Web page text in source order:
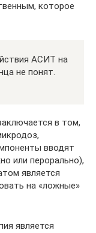
которое
АСИТ на
не понят.
в том,
вводят
или перорально),
является
на «ложные»
является